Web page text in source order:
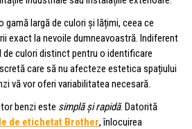
gamă largă de culori și lățimi, ceea ce
exact la nevoile dumneavoastră. Indiferent
de culori distinct pentru o identificare
care să nu afecteze estetica spațiului
vă vor oferi variabilitatea necesară.
benzi este simplă și rapidă. Datorită
de etichetat Brother, înlocuirea